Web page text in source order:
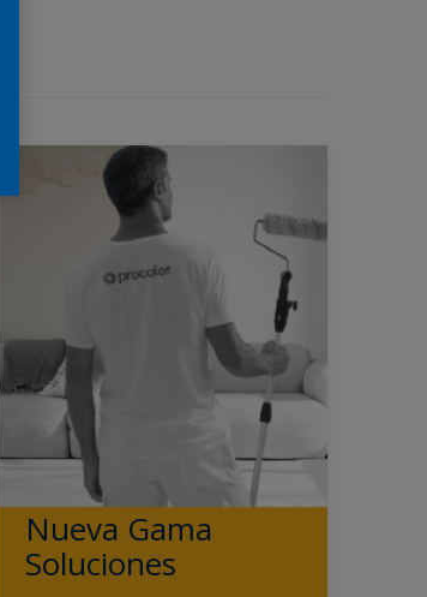
Nueva Gama
Soluciones